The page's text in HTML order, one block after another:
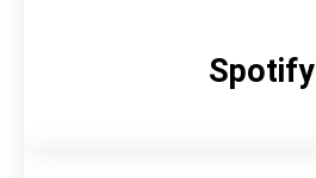
Spotify